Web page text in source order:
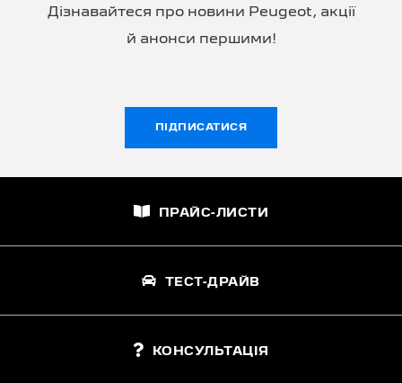
Дізнавайтеся про новини Peugeot, акції
й анонси першими!
ПІДПИСАТИСЯ
ПРАЙС-ЛИСТИ
ТЕСТ-ДРАЙВ
КОНСУЛЬТАЦІЯ